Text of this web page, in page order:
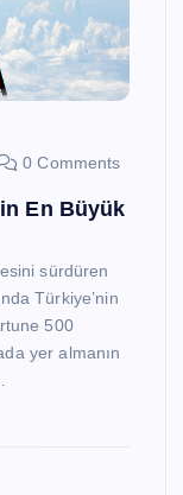
0 Comments
En Büyük
sürdüren
Türkiye’nin
500
yer almanın